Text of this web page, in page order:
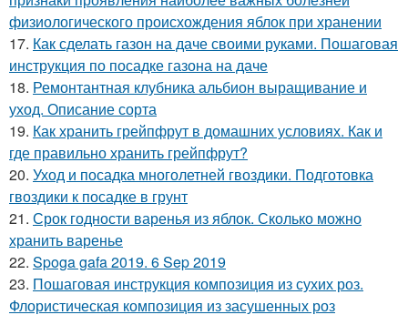
физиологического происхождения яблок при хранении
17. Как сделать газон на даче своими руками. Пошаговая
инструкция по посадке газона на даче
18. Ремонтантная клубника альбион выращивание и
уход. Описание сорта
19. Как хранить грейпфрут в домашних условиях. Как и
где правильно хранить грейпфрут?
20. Уход и посадка многолетней гвоздики. Подготовка
гвоздики к посадке в грунт
21. Срок годности варенья из яблок. Сколько можно
хранить варенье
22. Spoga gafa 2019. 6 Sep 2019
23. Пошаговая инструкция композиция из сухих роз.
Флористическая композиция из засушенных роз